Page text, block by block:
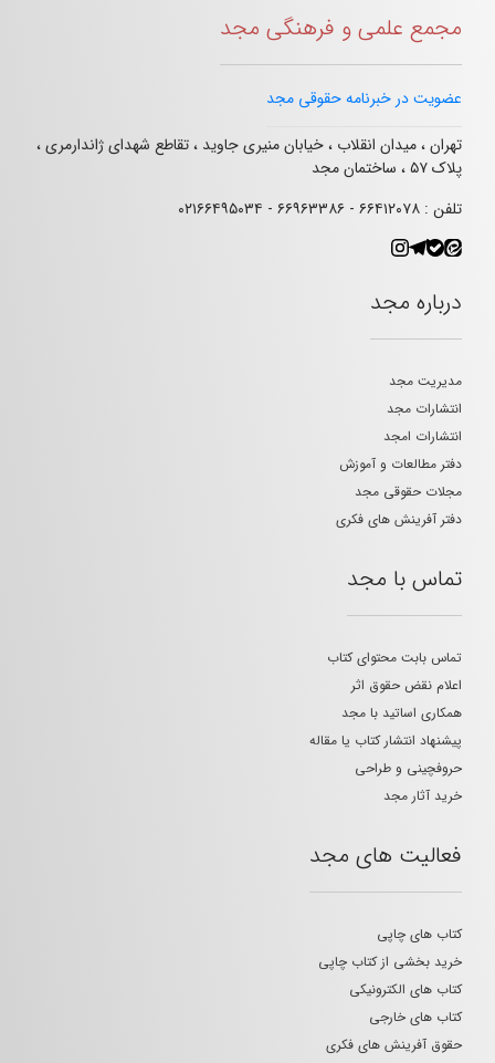
مجمع علمی و فرهنگی مجد
عضویت در خبرنامه حقوقی مجد
تهران ، میدان انقلاب ، خیابان منیری جاوید ، تقاطع شهدای ژاندارمری ،
پلاک ۵۷ ، ساختمان مجد
تلفن : ۶۶۴۱۲۰۷۸ - ۶۶۹۶۳۳۸۶ - ۰۲۱۶۶۴۹۵۰۳۴
درباره مجد
مدیریت مجد
انتشارات مجد
انتشارات امجد
دفتر مطالعات و آموزش
مجلات حقوقی مجد
دفتر آفرینش های فکری
تماس با مجد
تماس بابت محتوای کتاب
اعلام نقض حقوق اثر
همکاری اساتید با مجد
پیشنهاد انتشار کتاب یا مقاله
حروفچینی و طراحی
خرید آثار مجد
فعالیت های مجد
کتاب های چاپی
خرید بخشی از کتاب چاپی
کتاب های الکترونیکی
کتاب های خارجی
حقوق آفرینش های فکری